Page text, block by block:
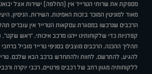
מספקת את שרותי הטרייד אין (החלפה) ישירות אצל
מאוד למוניטין המוכר בזכות האמינות, השירות, הניסיון,
הרכבים שנרכשו במסגרת עסקאות הטרייד אין עוברים
קפדניות כדי שלקוחותינו ייהנו מרכב איכותי, "ראש שקט",
תהליך ההכנה, הרכבים מוצבים בסניפי טרייד מוביל
להגיע, להתרשם, לחוות ולהתחדש ברכב הבא שלכם.
ללקוחותיה מגוון רחב של רכבים פרטיים, רכבי יוקרה